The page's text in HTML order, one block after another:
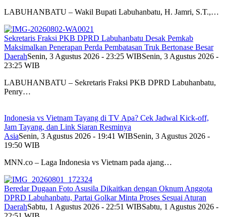
LABUHANBATU – Wakil Bupati Labuhanbatu, H. Jamri, S.T.,…
Sekretaris Fraksi PKB DPRD Labuhanbatu Desak Pemkab
Maksimalkan Penerapan Perda Pembatasan Truk Bertonase Besar
DaerahSenin, 3 Agustus 2026 - 23:25 WIBSenin, 3 Agustus 2026 -
23:25 WIB
LABUHANBATU – Sekretaris Fraksi PKB DPRD Labuhanbatu,
Penry…
Indonesia vs Vietnam Tayang di TV Apa? Cek Jadwal Kick-off,
Jam Tayang, dan Link Siaran Resminya
AsiaSenin, 3 Agustus 2026 - 19:41 WIBSenin, 3 Agustus 2026 -
19:50 WIB
MNN.co – Laga Indonesia vs Vietnam pada ajang…
Beredar Dugaan Foto Asusila Dikaitkan dengan Oknum Anggota
DPRD Labuhanbatu, Partai Golkar Minta Proses Sesuai Aturan
DaerahSabtu, 1 Agustus 2026 - 22:51 WIBSabtu, 1 Agustus 2026 -